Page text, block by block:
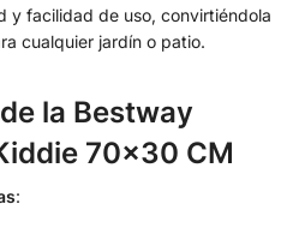
y facilidad de uso, convirtiéndola
cualquier jardín o patio.
la Bestway
70×30 CM
: